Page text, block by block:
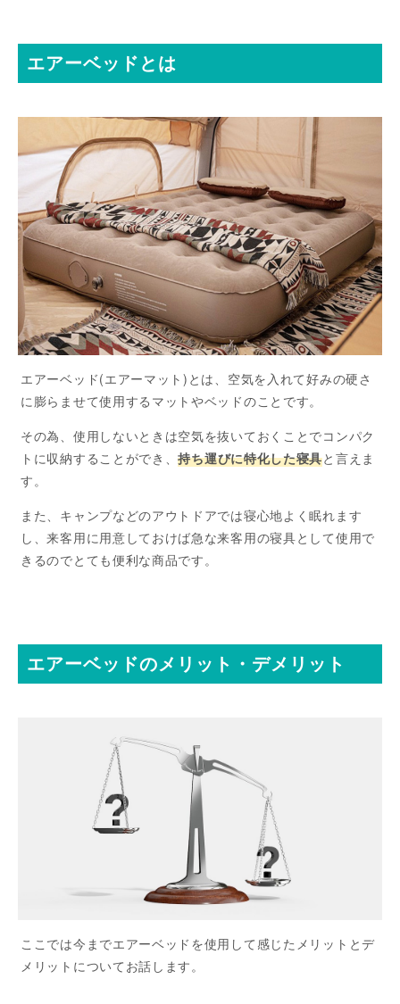
エアーベッドとは
エアーベッド(エアーマット)とは、空気を入れて好みの硬さ
に膨らませて使用するマットやベッドのことです。
その為、使用しないときは空気を抜いておくことでコンパク
トに収納することができ、持ち運びに特化した寝具と言えま
す。
また、キャンプなどのアウトドアでは寝心地よく眠れます
し、来客用に用意しておけば急な来客用の寝具として使用で
きるのでとても便利な商品です。
エアーベッドのメリット・デメリット
ここでは今までエアーベッドを使用して感じたメリットとデ
メリットについてお話します。